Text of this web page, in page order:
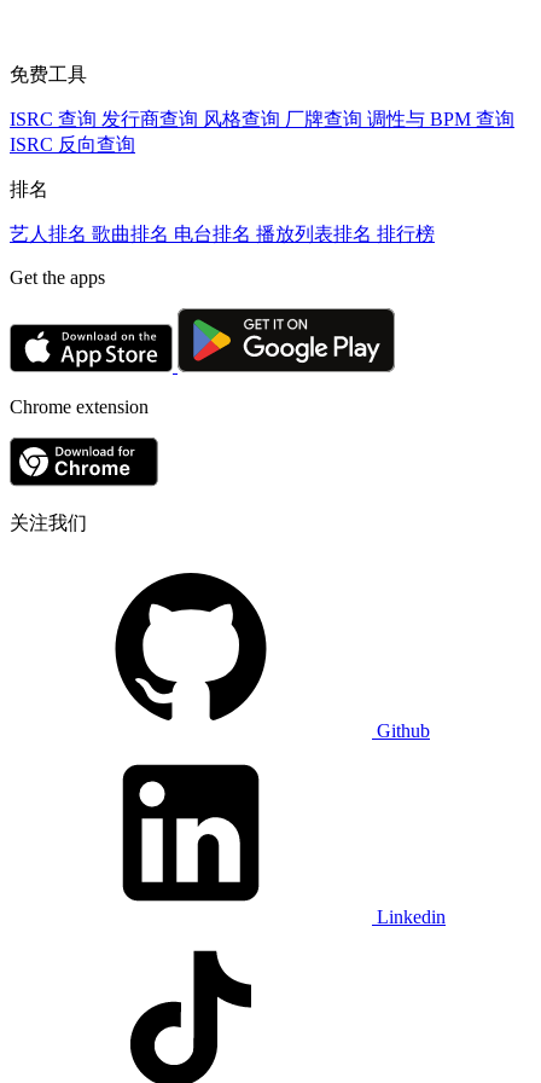
免费工具
ISRC 查询 发行商查询 风格查询 厂牌查询 调性与 BPM 查询
ISRC 反向查询
排名
艺人排名 歌曲排名 电台排名 播放列表排名 排行榜
Get the apps
Chrome extension
关注我们
Github
Linkedin